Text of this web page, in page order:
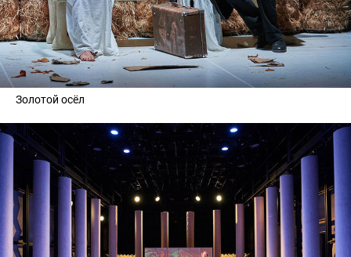
Золотой осёл